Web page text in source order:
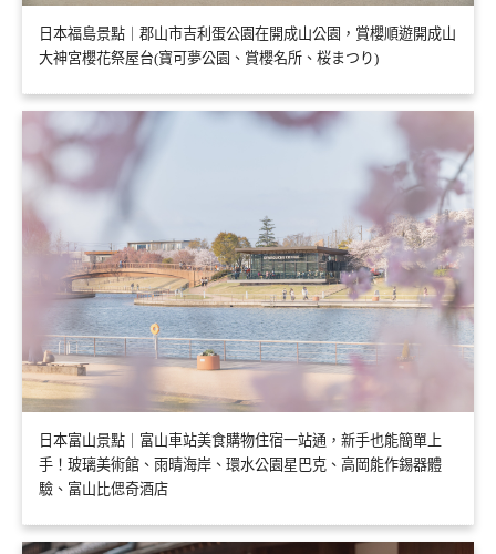
日本福島景點｜郡山市吉利蛋公園在開成山公園，賞櫻順遊開成山
大神宮櫻花祭屋台(寶可夢公園、賞櫻名所、桜まつり)
日本富山景點｜富山車站美食購物住宿一站通，新手也能簡單上
手！玻璃美術館、雨晴海岸、環水公園星巴克、高岡能作錫器體
驗、富山比偲奇酒店